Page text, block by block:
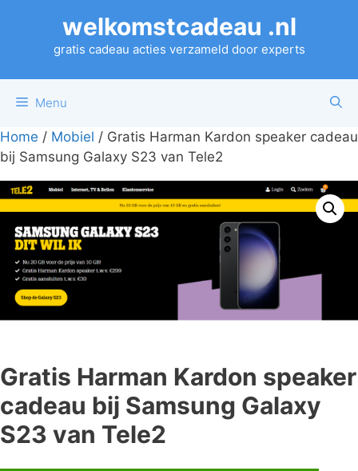
welkomstcadeau .nl
gratis cadeau acties verzameld door experts
Menu
Home / Mobiel / Gratis Harman Kardon speaker cadeau
bij Samsung Galaxy S23 van Tele2
Gratis Harman Kardon speaker
cadeau bij Samsung Galaxy
S23 van Tele2